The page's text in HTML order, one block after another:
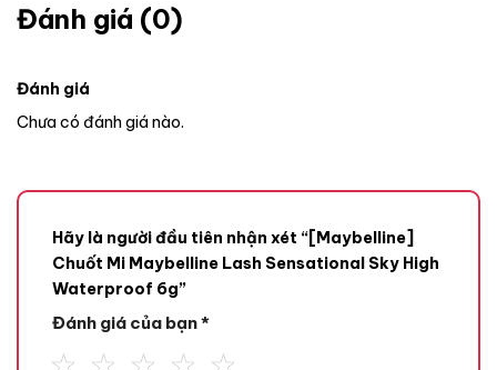
Đánh giá (0)
Đánh giá
Chưa có đánh giá nào.
Hãy là người đầu tiên nhận xét “[Maybelline]
Chuốt Mi Maybelline Lash Sensational Sky High
Waterproof 6g”
Đánh giá của bạn*